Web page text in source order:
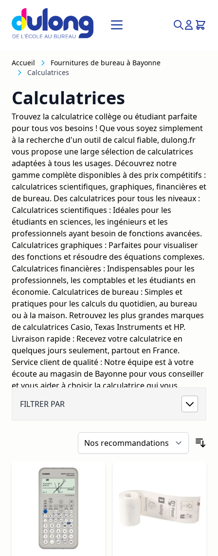
Allez au contenu
Rechercher
Accueil
Fournitures de bureau à Bayonne
Calculatrices
Calculatrices
Trouvez la calculatrice collège ou étudiant parfaite
pour tous vos besoins ! Que vous soyez simplement
à la recherche d'un outil de calcul fiable, dulong.fr
vous propose une large sélection de calculatrices
adaptées à tous les usages. Découvrez notre
gamme complète disponibles à des prix compétitifs :
calculatrices scientifiques, graphiques, financières et
de bureau. Des calculatrices pour tous les niveaux :
Calculatrices scientifiques : Idéales pour les
étudiants en sciences, les ingénieurs et les
professionnels ayant besoin de fonctions avancées.
Calculatrices graphiques : Parfaites pour visualiser
des fonctions et résoudre des équations complexes.
Calculatrices financières : Indispensables pour les
professionnels, les comptables et les étudiants en
économie. Calculatrices de bureau : Simples et
pratiques pour les calculs du quotidien, au bureau
ou à la maison. Retrouvez les plus grandes marques
de calculatrices Casio, Texas Instruments et HP.
Livraison rapide : Recevez votre calculatrice en
quelques jours seulement, partout en France.
Service client de qualité : Notre équipe est à votre
écoute au magasin de Bayonne pour vous conseiller
et vous aider à choisir la calculatrice qui vous
FILTRER PAR